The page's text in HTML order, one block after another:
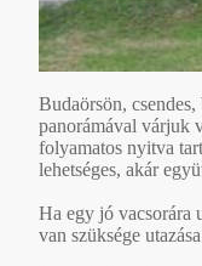
Budaörsön,
panorámával várjuk
folyamatos nyitva
lehetséges, akár
Ha egy jó vacsorára
van szüksége